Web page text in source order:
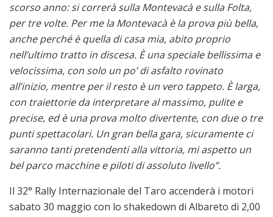
scorso anno: si correrà sulla Montevacà e sulla Folta,
per tre volte. Per me la Montevacà è la prova più bella,
anche perché è quella di casa mia, abito proprio
nell’ultimo tratto in discesa. È una speciale bellissima e
velocissima, con solo un po’ di asfalto rovinato
all’inizio, mentre per il resto è un vero tappeto. È larga,
con traiettorie da interpretare al massimo, pulite e
precise, ed è una prova molto divertente, con due o tre
punti spettacolari. Un gran bella gara, sicuramente ci
saranno tanti pretendenti alla vittoria, mi aspetto un
bel parco macchine e piloti di assoluto livello”.
Il 32° Rally Internazionale del Taro accenderà i motori
sabato 30 maggio con lo shakedown di Albareto di 2,00